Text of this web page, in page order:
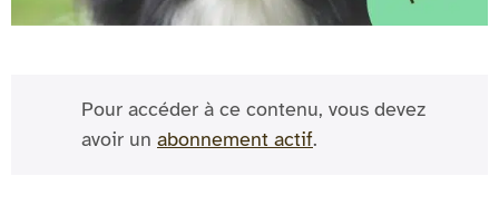
Pour accéder à ce contenu, vous devez
avoir un abonnement actif.